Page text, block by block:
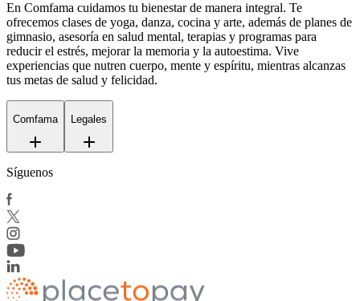
En Comfama cuidamos tu bienestar de manera integral. Te
ofrecemos clases de yoga, danza, cocina y arte, además de planes de
gimnasio, asesoría en salud mental, terapias y programas para
reducir el estrés, mejorar la memoria y la autoestima. Vive
experiencias que nutren cuerpo, mente y espíritu, mientras alcanzas
tus metas de salud y felicidad.
Comfama Legales
Síguenos